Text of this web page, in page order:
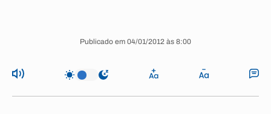
Publicado em 04/01/2012 às 8:00